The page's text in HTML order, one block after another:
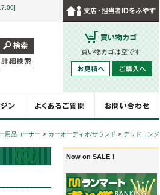
買い物カゴは空です
用品コーナー > カーオーディオ/サウンド > デッドニング
Now on SALE！